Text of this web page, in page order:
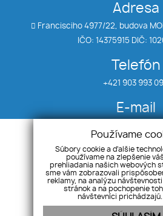
Adresa
Francisciho 4977/22, budova
IČO: 14375915 DIČ:
Telefón
+421 903 993
E-mail
Úvod
Nehnuteľnosti
Byty
Používame
Súbory cookie a ďalšie
používame na zlepšenie
prehliadania našich webových
sme vám zobrazovali
reklamy, na analýzu
stránok a na pochopenie
návštevníci prichádzajú.